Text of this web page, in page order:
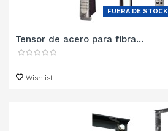
FUERA DE STOCK
Tensor de acero para fibra...
Wishlist